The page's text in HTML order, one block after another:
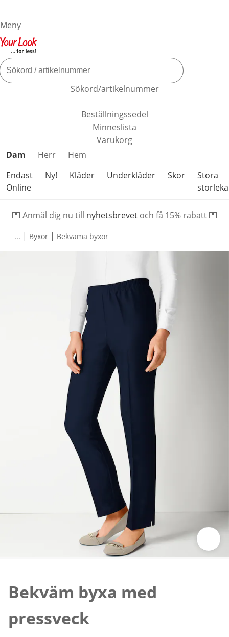
Meny
Sökord/artikelnummer
Beställningssedel
Minneslista
Varukorg
Hoppa över produktkategorier
Dam Herr
Hem
Endast
Online
Ny! Kläder Underkläder Skor
Stora
💌 Anmäl dig nu till nyhetsbrevetoch få 15% rabatt 💌
... | Byxor | Bekväma byxor
Bekväm byxa med
pressveck